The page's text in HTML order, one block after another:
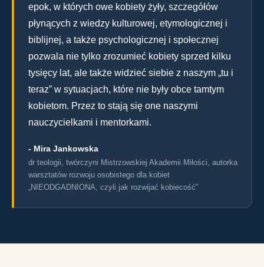
epok, w których owe kobiety żyły, szczegółów
płynących z wiedzy kulturowej, etymologicznej i
biblijnej, a także psychologicznej i społecznej
pozwala nie tylko zrozumieć kobiety sprzed kilku
tysięcy lat, ale także widzieć siebie z naszym „tu i
teraz” w sytuacjach, które nie były obce tamtym
kobietom. Przez to stają się one naszymi
nauczycielkami i mentorkami.
- Mira Jankowska
dr teologii, twórczyni Mistrzowskiej Akademii Miłości, autorka
warsztatów rozwoju osobistego dla kobiet
„NIEODGADNIONA, czyli jak rozwijać kobiecość”